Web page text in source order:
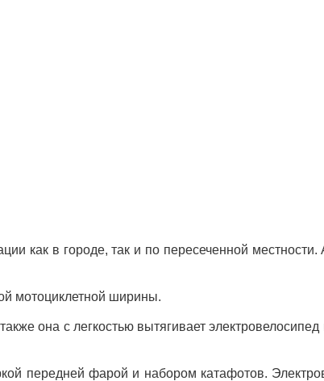
как в городе, так и по пересеченной
мотоциклетной ширины.
она с легкостью вытягивает электровелосипед
передней фарой и набором катафотов.